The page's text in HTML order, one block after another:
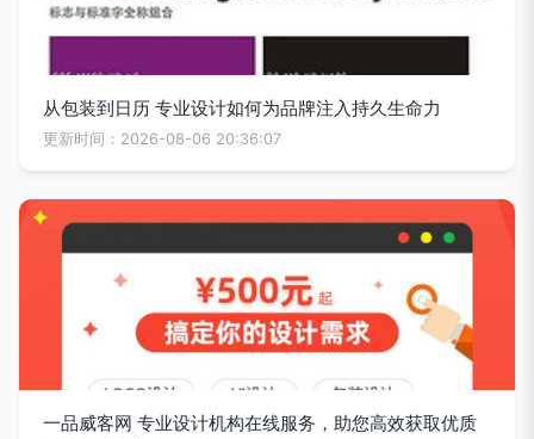
从包装到日历 专业设计如何为品牌注入持久生命力
更新时间：2026-08-06 20:36:07
一品威客网 专业设计机构在线服务，助您高效获取优质